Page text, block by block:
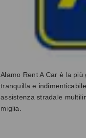
Alamo Rent A Car è la
tranquilla e
assistenza stradale
miglia.